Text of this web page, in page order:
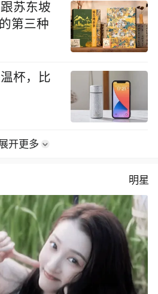
苏东坡
第三种
杯，比
开更多
明星